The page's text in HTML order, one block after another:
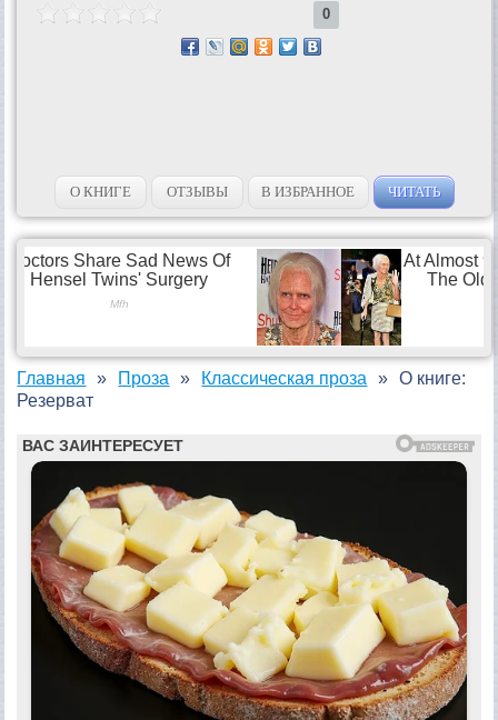
0
О КНИГЕ ОТЗЫВЫ В ИЗБРАННОЕ ЧИТАТЬ
Главная Проза Классическая проза
О книге:
Резерват